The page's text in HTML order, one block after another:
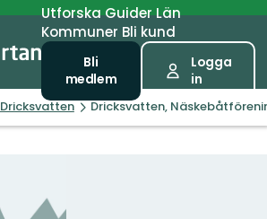
UtforskaGuiderLän
Kommuner Bli kund
Bli
medlem
Logga
in
Dricksvatten Dricksvatten,